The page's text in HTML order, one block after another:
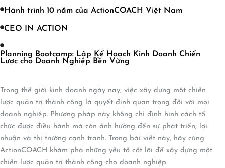
Hành trình 10 năm của ActionCOACH Việt Nam
CEO IN ACTION
Planning Bootcamp: Lập Kế Hoạch Kinh Doanh Chiến
Lược cho Doanh Nghiệp Bền Vững
Trong thế giới kinh doanh ngày nay, việc xây dựng một chiến
lược quản trị thành công là quyết định quan trọng đối với mọi
doanh nghiệp. Phương pháp này không chỉ định hình cách tổ
chức được điều hành mà còn ảnh hưởng đến sự phát triển, lợi
nhuận và thị trường cạnh tranh. Trong bài viết này, hãy cùng
ActionCOACH khám phá những yếu tố cốt lõi để xây dựng một
chiến lược quản trị thành công cho doanh nghiệp.